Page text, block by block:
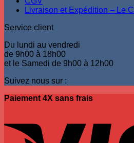
produitLivraison et Expédition – Le
Service client
Du lundi au vendredi
de 9h00 à 18h00
et le Samedi de 9h00 à 12h00
Suivez nous sur :
Paiement 4X sans frais